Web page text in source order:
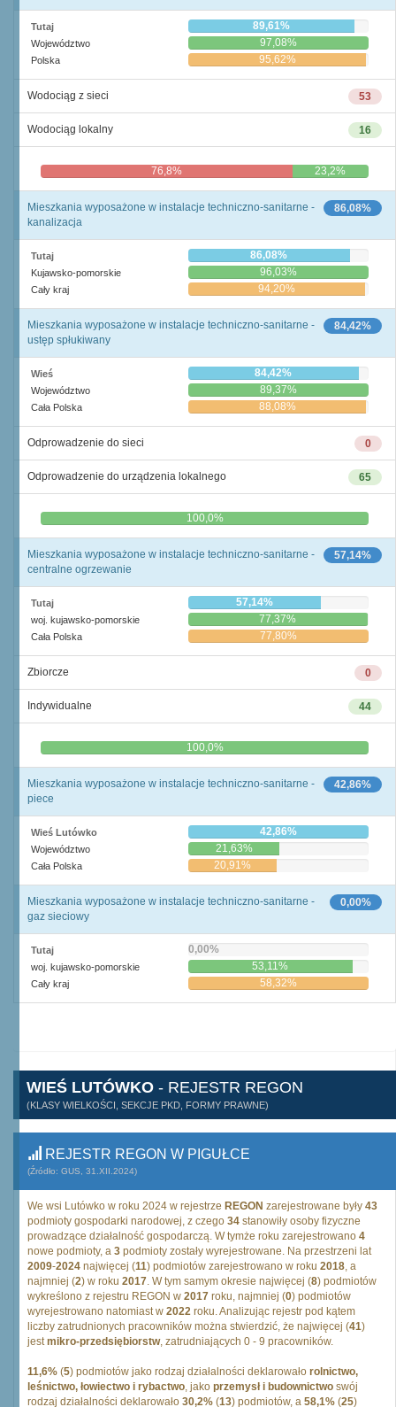
Tutaj 89,61%
Województwo 97,08%
Polska 95,62%
53
Wodociąg z sieci
16
Wodociąg lokalny
76,8% 23,2%
86,08%
Mieszkania wyposażone w instalacje techniczno-sanitarne -
kanalizacja
Tutaj 86,08%
Kujawsko-pomorskie 96,03%
Cały kraj 94,20%
84,42%
Mieszkania wyposażone w instalacje techniczno-sanitarne -
ustęp spłukiwany
Wieś 84,42%
Województwo 89,37%
Cała Polska 88,08%
0
Odprowadzenie do sieci
65
Odprowadzenie do urządzenia lokalnego
0,0% 100,0%
57,14%
Mieszkania wyposażone w instalacje techniczno-sanitarne -
centralne ogrzewanie
Tutaj 57,14%
woj. kujawsko-pomorskie 77,37%
Cała Polska 77,80%
0
Zbiorcze
44
Indywidualne
0,0% 100,0%
42,86%
Mieszkania wyposażone w instalacje techniczno-sanitarne -
piece
Wieś Lutówko 42,86%
Województwo 21,63%
Cała Polska 20,91%
0,00%
Mieszkania wyposażone w instalacje techniczno-sanitarne -
gaz sieciowy
Tutaj 0,00%
woj. kujawsko-pomorskie 53,11%
Cały kraj 58,32%
WIEŚ LUTÓWKO - REJESTR REGON
(KLASY WIELKOŚCI, SEKCJE PKD, FORMY PRAWNE)
REJESTR REGON W PIGUŁCE
(Źródło: GUS, 31.XII.2024)
We wsi Lutówko w roku 2024 w rejestrze REGON zarejestrowane były 43
podmioty gospodarki narodowej, z czego 34 stanowiły osoby fizyczne
prowadzące działalność gospodarczą. W tymże roku zarejestrowano 4
nowe podmioty, a 3 podmioty zostały wyrejestrowane. Na przestrzeni lat
2009-2024 najwięcej (11) podmiotów zarejestrowano w roku 2018, a
najmniej (2) w roku 2017. W tym samym okresie najwięcej (8) podmiotów
wykreślono z rejestru REGON w 2017 roku, najmniej (0) podmiotów
wyrejestrowano natomiast w 2022 roku. Analizując rejestr pod kątem
liczby zatrudnionych pracowników można stwierdzić, że najwięcej (41)
jestmikro-przedsiębiorstw, zatrudniających 0 - 9 pracowników.
11,6% (5) podmiotów jako rodzaj działalności deklarowało rolnictwo,
leśnictwo, łowiectwo i rybactwo, jako przemysł i budownictwo swój
rodzaj działalności deklarowało 30,2% (13) podmiotów, a 58,1% (25)